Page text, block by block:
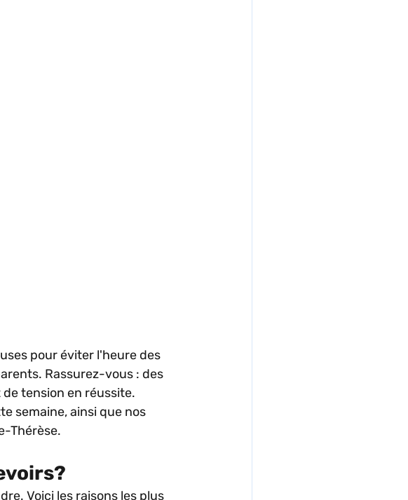
pour éviter l'heure des
Rassurez-vous : des
tension en réussite.
semaine, ainsi que nos
Thérèse.
Voici les raisons les plus